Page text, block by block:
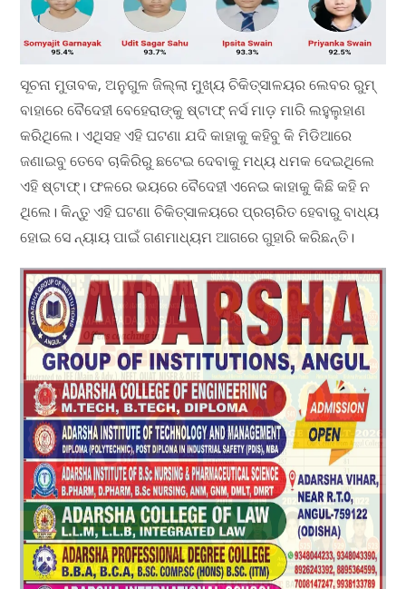
ସୂଚନା ମୁତାବକ, ଅନୁଗୁଳ ଜିଲ୍ଲା ମୁଖ୍ୟ ଚିକିତ୍ସାଳୟର ଲେବର ରୁମ୍
ବାହାରେ ବୈଦେହୀ ବେହେରାଙ୍କୁ ଷ୍ଟାଫ୍ ନର୍ସ ମାଡ଼ ମାରି ଲହୁଲୁହାଣ
କରିଥିଲେ। ଏଥିସହ ଏହି ଘଟଣା ଯଦି କାହାକୁ କହିବୁ କି ମିଡିଆରେ
ଜଣାଇବୁ ତେବେ ଚାକିରିରୁ ଛଟେଇ ଦେବାକୁ ମଧ୍ୟ ଧମକ ଦେଇଥିଲେ
ଏହି ଷ୍ଟାଫ୍। ଫଳରେ ଭୟରେ ବୈଦେହୀ ଏନେଇ କାହାକୁ କିଛି କହି ନ
ଥିଲେ। କିନ୍ତୁ ଏହି ଘଟଣା ଚିକିତ୍ସାଳୟରେ ପ୍ରଚାରିତ ହେବାରୁ ବାଧ୍ୟ
ହୋଇ ସେ ନ୍ୟାୟ ପାଇଁ ଗଣମାଧ୍ୟମ ଆଗରେ ଗୁହାରି କରିଛନ୍ତି।